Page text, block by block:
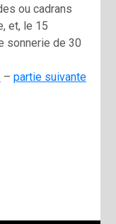
ou cadrans
et, le 15
sonnerie de 30
– partie suivante